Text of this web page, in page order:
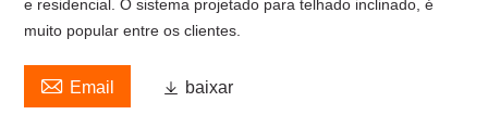
e residencial. O sistema projetado para telhado inclinado, é
muito popular entre os clientes.
 Email  baixar